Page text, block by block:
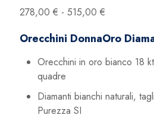
278,00 € - 515,00 €
prezzo:
da
278,00 €
515,00 €
Orecchini DonnaOro
Orecchini in oro bianco 18
quadre
Diamanti bianchi naturali,
Purezza SI